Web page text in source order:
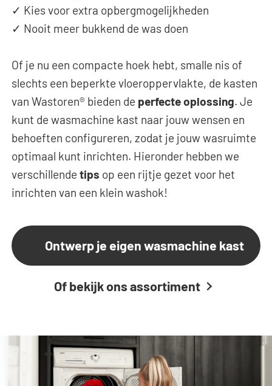
✓ Kies voor extra opbergmogelijkheden
✓ Nooit meer bukkend de was doen
Of je nu een compacte hoek hebt, smalle nis of
slechts een beperkte vloeroppervlakte, de kasten
van Wastoren® bieden de perfecte oplossing. Je
kunt de wasmachine kast naar jouw wensen en
behoeften configureren, zodat je jouw wasruimte
optimaal kunt inrichten. Hieronder hebben we
verschillende tips op een rijtje gezet voor het
inrichten van een klein washok!
Ontwerp je eigen wasmachine kast
Of bekijk ons assortiment